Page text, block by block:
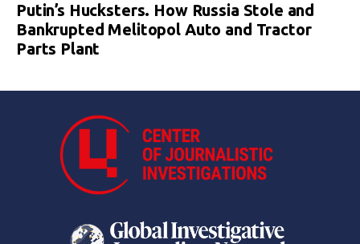
Putin’s Hucksters. How Russia Stole and
Bankrupted Melitopol Auto and Tractor
Parts Plant